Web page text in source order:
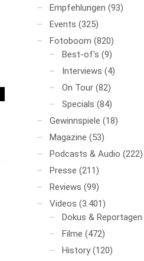
Empfehlungen (93)
Events (325)
Fotoboom (820)
Best-of's (9)
Interviews (4)
On Tour (82)
Specials (84)
Gewinnspiele (18)
Magazine (53)
Podcasts & Audio (222)
Presse (211)
Reviews (99)
Videos (3.401)
Dokus & Reportagen
Filme (472)
History (120)